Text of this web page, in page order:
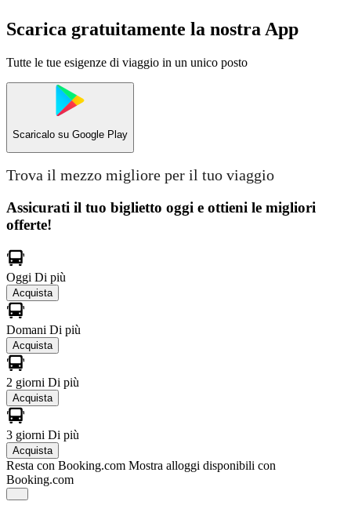
Scarica gratuitamente la nostra App
Tutte le tue esigenze di viaggio in un unico posto
Scaricalo su Google Play
Trova il mezzo migliore per il tuo viaggio
Assicurati il ​​tuo biglietto oggi e ottieni le migliori
offerte!
Oggi Di più
Acquista
Domani Di più
Acquista
2 giorni Di più
Acquista
3 giorni Di più
Acquista
Resta con Booking.com Mostra alloggi disponibili con
Booking.com